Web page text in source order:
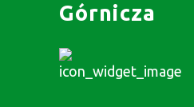
Górnicza